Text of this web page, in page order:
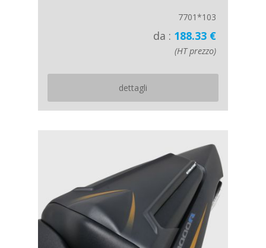
7701*103
da : 188.33 €
(HT prezzo)
dettagli